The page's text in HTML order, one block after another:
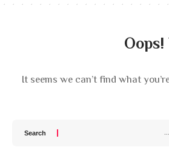
It seems we can’t find what